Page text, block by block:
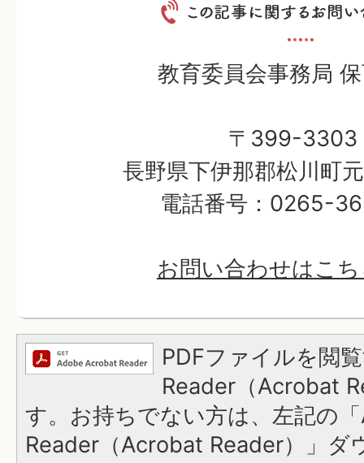
教育委員会事務局
〒399-3303
長野県下伊那郡松川町
電話番号：0265-
お問い合わせはこ
PDFファイルを閲
Reader（Acrobat
す。お持ちでない方は、左記の
Reader（Acrobat Reader）」ダ